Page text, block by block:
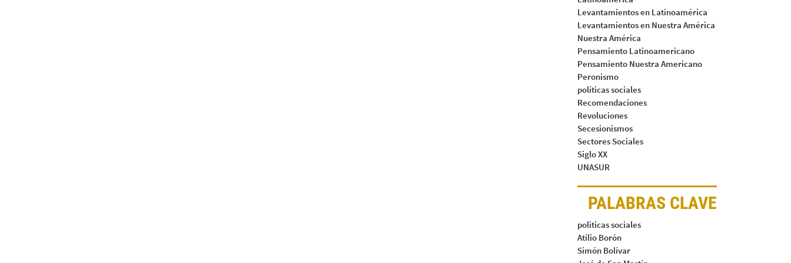
Levantamientos en Latinoamérica
Levantamientos en Nuestra América
Nuestra América
Pensamiento Latinoamericano
Pensamiento Nuestra Americano
Peronismo
políticas sociales
Recomendaciones
Revoluciones
Secesionismos
Sectores Sociales
Siglo XX
UNASUR
PALABRAS CLAVE
politicas sociales
Atilio Borón
Simón Bolívar